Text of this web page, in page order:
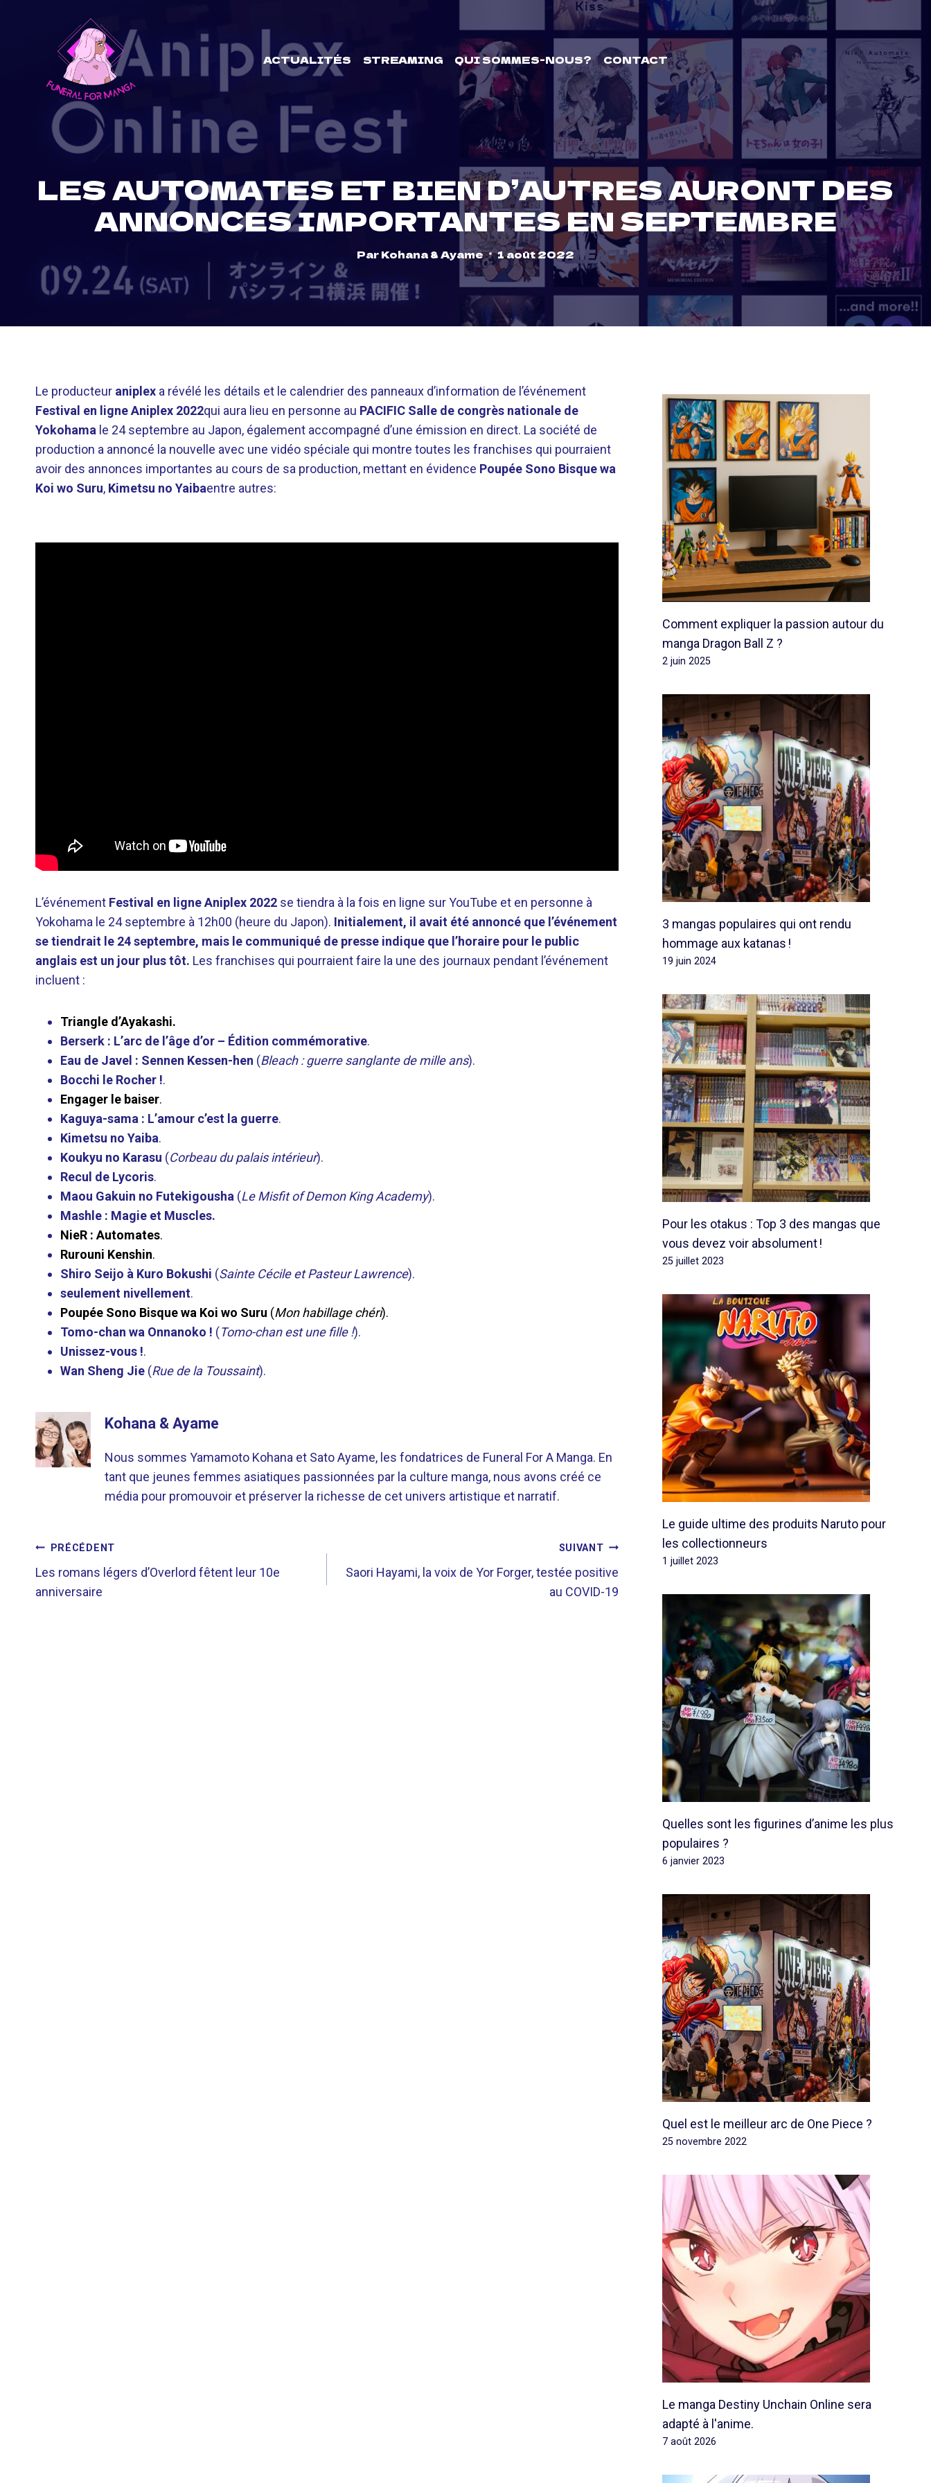
ACTUALITÉS STREAMING QUI SOMMES-NOUS? CONTACT
LES AUTOMATES ET BIEN D’AUTRES AURONT DES
ANNONCES IMPORTANTES EN SEPTEMBRE
ParKohana & Ayame 1 août 2022
Le producteur aniplex a révélé les détails et le calendrier des panneaux d’information de l’événement
Festival en ligne Aniplex 2022qui aura lieu en personne au PACIFIC Salle de congrès nationale de
Yokohama le 24 septembre au Japon, également accompagné d’une émission en direct. La société de
production a annoncé la nouvelle avec une vidéo spéciale qui montre toutes les franchises qui pourraient
avoir des annonces importantes au cours de sa production, mettant en évidence Poupée Sono Bisque wa
Koi wo Suru, Kimetsu no Yaibaentre autres:
L’événement Festival en ligne Aniplex 2022 se tiendra à la fois en ligne sur YouTube et en personne à
Yokohama le 24 septembre à 12h00 (heure du Japon). Initialement, il avait été annoncé que l’événement
se tiendrait le 24 septembre, mais le communiqué de presse indique que l’horaire pour le public
anglais est un jour plus tôt. Les franchises qui pourraient faire la une des journaux pendant l’événement
incluent :
Triangle d’Ayakashi.
Berserk : L’arc de l’âge d’or – Édition commémorative.
Eau de Javel : Sennen Kessen-hen (Bleach : guerre sanglante de mille ans).
Bocchi le Rocher !.
Engager le baiser.
Kaguya-sama : L’amour c’est la guerre.
Kimetsu no Yaiba.
Koukyu no Karasu (Corbeau du palais intérieur).
Recul de Lycoris.
Maou Gakuin no Futekigousha (Le Misfit of Demon King Academy).
Mashle : Magie et Muscles.
NieR : Automates.
Rurouni Kenshin.
Shiro Seijo à Kuro Bokushi (Sainte Cécile et Pasteur Lawrence).
seulement nivellement.
Poupée Sono Bisque wa Koi wo Suru (Mon habillage chéri).
Tomo-chan wa Onnanoko ! (Tomo-chan est une fille !).
Unissez-vous !.
Wan Sheng Jie (Rue de la Toussaint).
Kohana & Ayame
Nous sommes Yamamoto Kohana et Sato Ayame, les fondatrices de Funeral For A Manga. En
tant que jeunes femmes asiatiques passionnées par la culture manga, nous avons créé ce
média pour promouvoir et préserver la richesse de cet univers artistique et narratif.
NAVIGATION
DE
PRÉCÉDENT
Les romans légers d’Overlord fêtent leur 10e
anniversaire
SUIVANT
Saori Hayami, la voix de Yor Forger, testée positive
au COVID-19
Comment expliquer la passion autour du
manga Dragon Ball Z ?
2 juin 2025
3 mangas populaires qui ont rendu
hommage aux katanas !
19 juin 2024
Pour les otakus : Top 3 des mangas que
vous devez voir absolument !
25 juillet 2023
Le guide ultime des produits Naruto pour
les collectionneurs
1 juillet 2023
Quelles sont les figurines d’anime les plus
populaires ?
6 janvier 2023
Quel est le meilleur arc de One Piece ?
25 novembre 2022
Le manga Destiny Unchain Online sera
adapté à l'anime.
7 août 2026